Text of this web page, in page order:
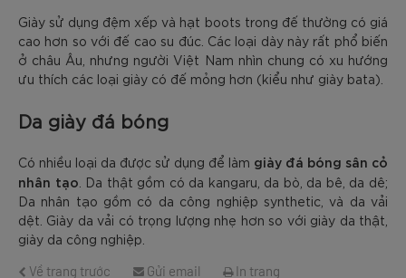
Giày sử dụng đệm xếp và hạt boots trong đế thường có giá
cao hơn so với đế cao su đúc. Các loại dày này rất phổ biến
ở châu Âu, nhưng người Việt Nam nhìn chung có xu hướng
ưu thích các loại giày có đế mỏng hơn (kiểu như giày bata).
Da giày đá bóng
Có nhiều loại da được sử dụng để làm giày đá bóng sân cỏ
nhân tạo . Da thật gồm có da kangaru, da bò, da bê, da dê;
Da nhân tạo gồm có da công nghiệp synthetic, và da vải
dệt. Giày da vải có trọng lượng nhẹ hơn so với giày da thật,
giày da công nghiệp.
Về trang trước
Gửi email In trang